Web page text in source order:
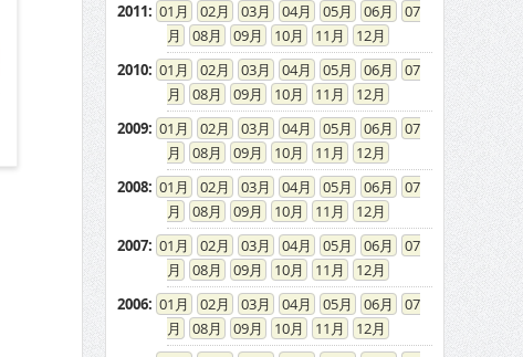
2011: 01 02 03 04 05 06
07
08
09 10 11
12
2010: 01 02 03 04 05 06
07
08
09 10 11
12
2009: 01 02 03 04 05 06
07
08
09 10 11
12
2008: 01 02 03 04 05 06
07
08
09 10 11
12
2007: 01 02 03 04 05 06
07
08
09 10 11
12
2006: 01 02 03 04 05 06
07
08
09 10 11
12